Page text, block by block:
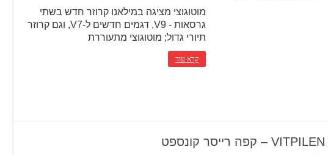
מוטוגוצי מציגה במילאנו קרוזר חדש בשתי
גרסאות - V9, דגמים חדשים ל-V7, וגם קרוזר
תיורי גדול; מוטוגוצי מתעוררת
קרא עוד